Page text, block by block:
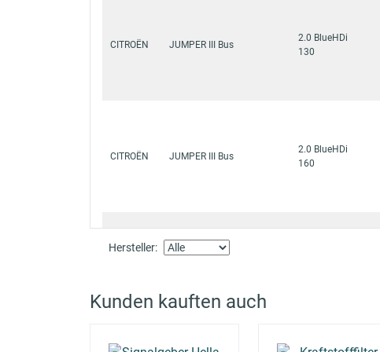
CITROËN JUMPER III Bus
2.0 BlueHDi
130
CITROËN JUMPER III Bus
2.0 BlueHDi
160
Hersteller:
Kunden kauften auch